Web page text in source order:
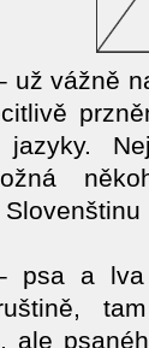
už vážně
psa a
tam
ale